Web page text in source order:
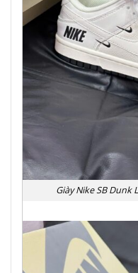
Giày Nike SB Dunk